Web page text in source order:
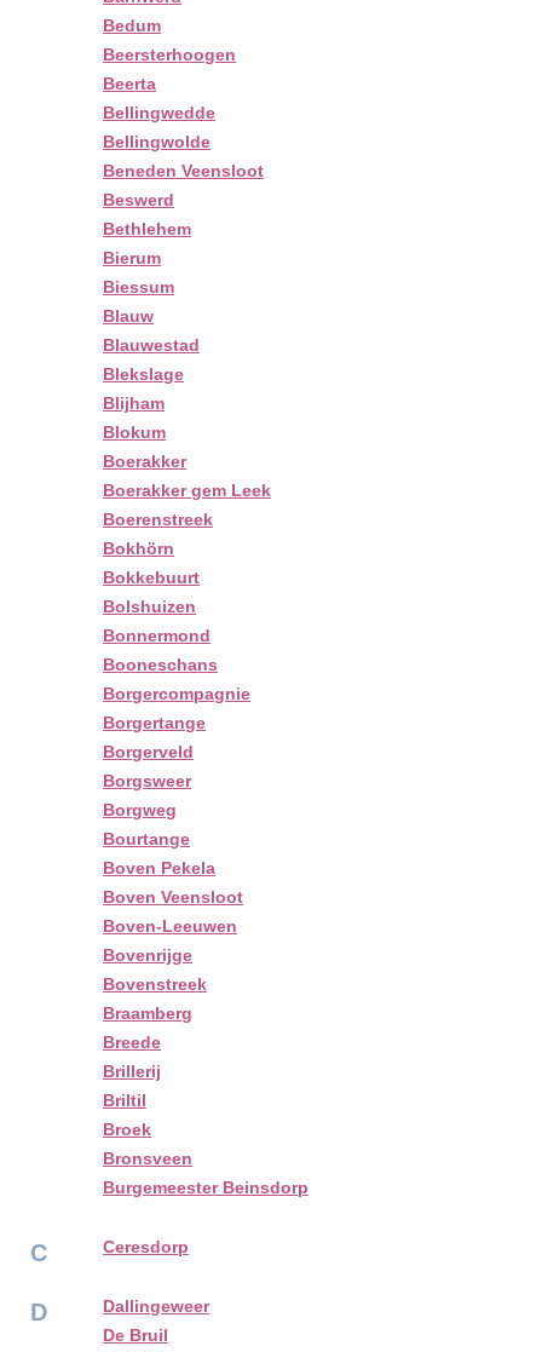
Bedum
Beersterhoogen
Beerta
Bellingwedde
Bellingwolde
Beneden Veensloot
Beswerd
Bethlehem
Bierum
Biessum
Blauw
Blauwestad
Blekslage
Blijham
Blokum
Boerakker
Boerakker gem Leek
Boerenstreek
Bokhörn
Bokkebuurt
Bolshuizen
Bonnermond
Booneschans
Borgercompagnie
Borgertange
Borgerveld
Borgsweer
Borgweg
Bourtange
Boven Pekela
Boven Veensloot
Boven-Leeuwen
Bovenrijge
Bovenstreek
Braamberg
Breede
Brillerij
Briltil
Broek
Bronsveen
Burgemeester Beinsdorp
C Ceresdorp
D
Dallingeweer
De Bruil